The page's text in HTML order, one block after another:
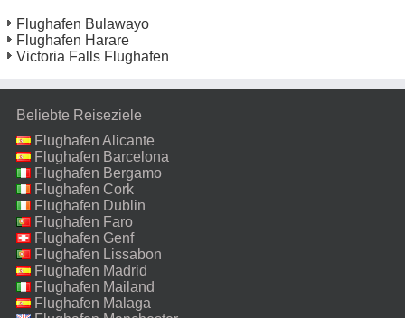
Flughafen Bulawayo
Flughafen Harare
Victoria Falls Flughafen
Beliebte Reiseziele
Flughafen Alicante
Flughafen Barcelona
Flughafen Bergamo
Flughafen Cork
Flughafen Dublin
Flughafen Faro
Flughafen Genf
Flughafen Lissabon
Flughafen Madrid
Flughafen Mailand
Malpensa
Flughafen Malaga